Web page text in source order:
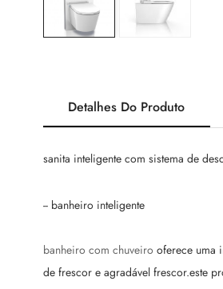
Detalhes Do Produto
sanita inteligente com sistema de
-- banheiro inteligente
banheiro com chuveiro oferece uma
de frescor e agradável frescor.este